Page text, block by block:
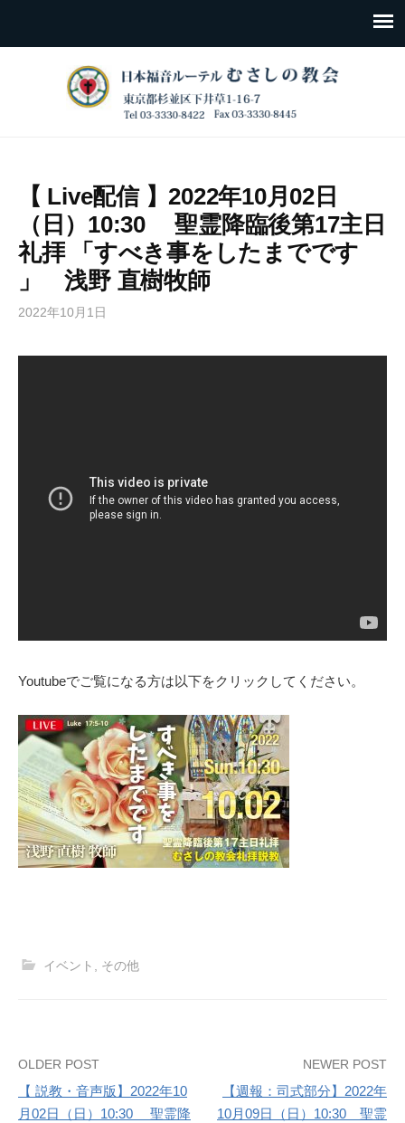
【 Live配信 】2022年10月02日
（日）10:30 聖霊降臨後第17主日
礼拝 「すべき事をしたまでです
」 浅野 直樹牧師
2022年10月1日
Youtubeでご覧になる方は以下をクリックしてください。
イベント その他
Post
navigation
OLDER POST
【 説教・音声版】2022年10
月02日（日）10:30 聖霊降
NEWER POST
【週報：司式部分】2022年
10月09日（日）10:30 聖霊